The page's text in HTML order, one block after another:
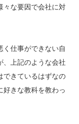
々な要因で会社に対
く仕事ができない自
、上記のような会社
できているはずなの
好きな教科を教わっ